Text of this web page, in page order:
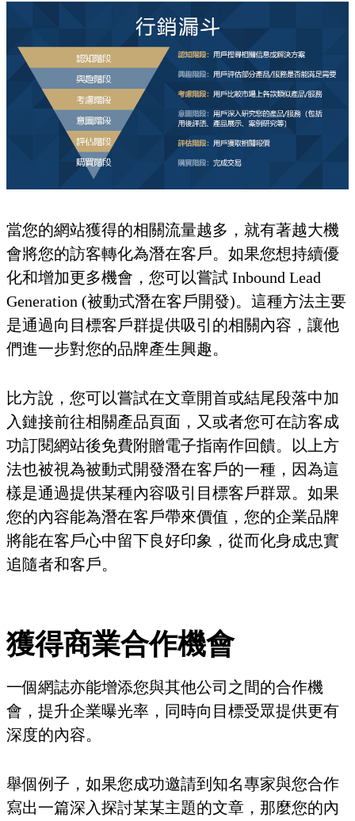
當您的網站獲得的相關流量越多，就有著越大機
會將您的訪客轉化為潛在客戶。如果您想持續優
化和增加更多機會，您可以嘗試 Inbound Lead
Generation (被動式潛在客戶開發)。這種方法主要
是通過向目標客戶群提供吸引的相關內容，讓他
們進一步對您的品牌產生興趣。
比方說，您可以嘗試在文章開首或結尾段落中加
入鏈接前往相關產品頁面，又或者您可在訪客成
功訂閱網站後免費附贈電子指南作回饋。以上方
法也被視為被動式開發潛在客戶的一種，因為這
樣是通過提供某種內容吸引目標客戶群眾。如果
您的內容能為潛在客戶帶來價值，您的企業品牌
將能在客戶心中留下良好印象，從而化身成忠實
追隨者和客戶。
獲得商業合作機會
一個網誌亦能增添您與其他公司之間的合作機
會，提升企業曝光率，同時向目標受眾提供更有
深度的內容。
舉個例子，如果您成功邀請到知名專家與您合作
寫出一篇深入探討某某主題的文章，那麼您的內